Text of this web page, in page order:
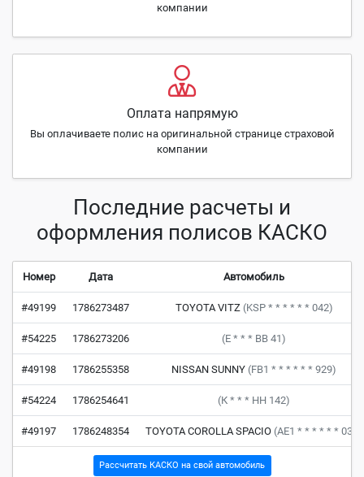
компании
Оплата напрямую
Вы оплачиваете полис на оригинальной странице страховой
компании
Последние расчеты и
оформления полисов КАСКО
Номер Дата Автомобиль
#49199 1786273487 TOYOTA VITZ (KSP * * * * * * 042)
#54225 1786273206 (Е * * * ВВ 41)
#49198 1786255358 NISSAN SUNNY (FB1 * * * * * * 929)
#54224 1786254641 (К * * * НН 142)
#49197 1786248354 TOYOTA COROLLA SPACIO (AE1 * * * * * * 033)
Рассчитать КАСКО на свой автомобиль